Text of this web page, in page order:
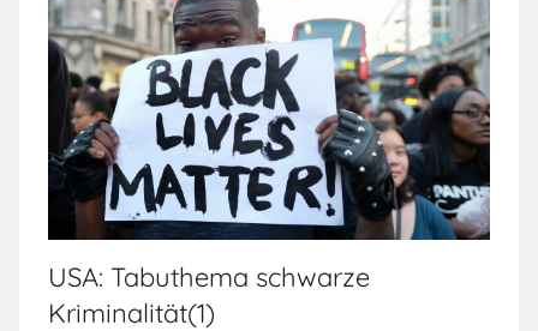
USA: Tabuthema schwarze
Kriminalität(1)